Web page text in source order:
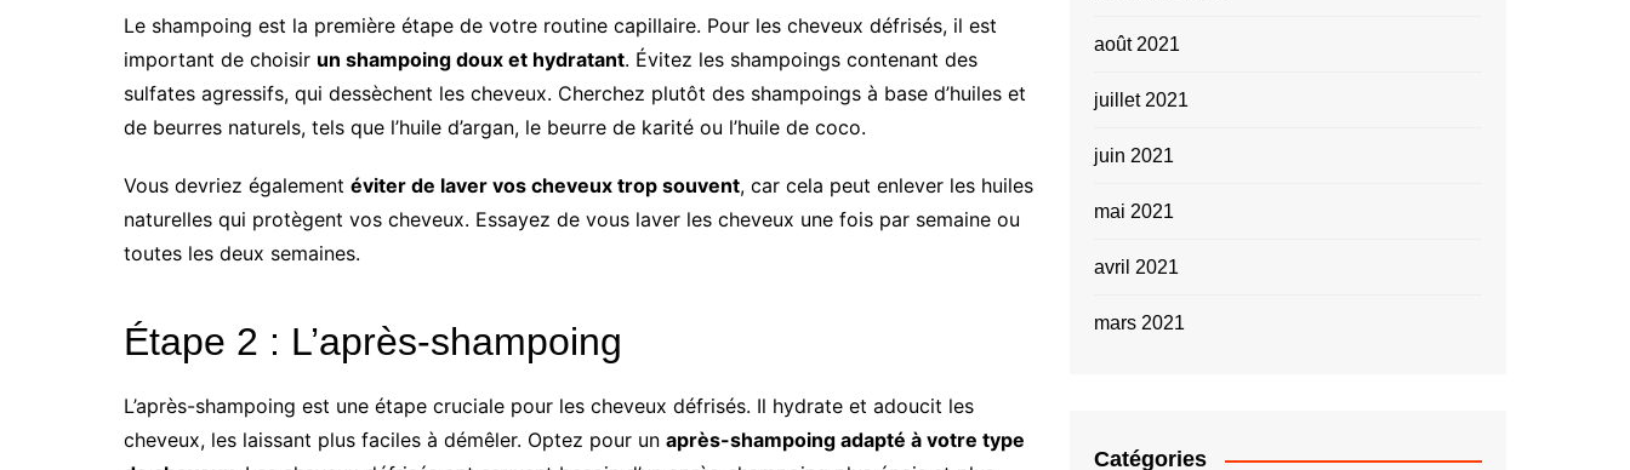
Le shampoing est la première étape de votre routine capillaire. Pour les cheveux défrisés, il est
important de choisir un shampoing doux et hydratant. Évitez les shampoings contenant des
sulfates agressifs, qui dessèchent les cheveux. Cherchez plutôt des shampoings à base d’huiles et
de beurres naturels, tels que l’huile d’argan, le beurre de karité ou l’huile de coco.
Vous devriez également éviter de laver vos cheveux trop souvent, car cela peut enlever les huiles
naturelles qui protègent vos cheveux. Essayez de vous laver les cheveux une fois par semaine ou
toutes les deux semaines.
Étape 2 : L’après-shampoing
L’après-shampoing est une étape cruciale pour les cheveux défrisés. Il hydrate et adoucit les
cheveux, les laissant plus faciles à démêler. Optez pour un après-shampoing adapté à votre type
août 2021
juillet 2021
juin 2021
mai 2021
avril 2021
mars 2021
Catégories